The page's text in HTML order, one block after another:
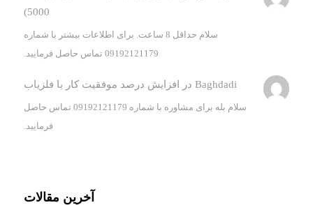
5000)
سلام حداقل 8 ساعت. برای اطلاعات بیشتر با شماره
09192121179 تماس حاصل فرمایید.
Baghdadi در افزایش درصد موفقیت کار با فلزیاب
سلام بله برای مشاوره با شماره 09192121179 تماس حاصل
فرمایید.
آخرین مقالات